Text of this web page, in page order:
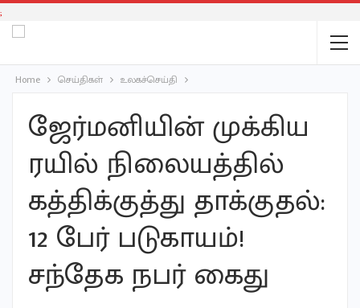
;
Home செய்திகள் உலகச்செய்தி
ஜேர்மனியின் முக்கிய
ரயில் நிலையத்தில்
கத்திக்குத்து தாக்குதல்:
12 பேர் படுகாயம்!
சந்தேக நபர் கைது